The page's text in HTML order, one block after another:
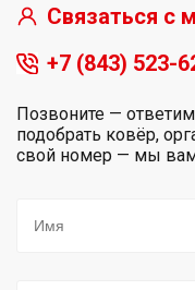
Связаться с
+7 (843) 523-
Позвоните —
подобрать ковёр,
свой номер — мы